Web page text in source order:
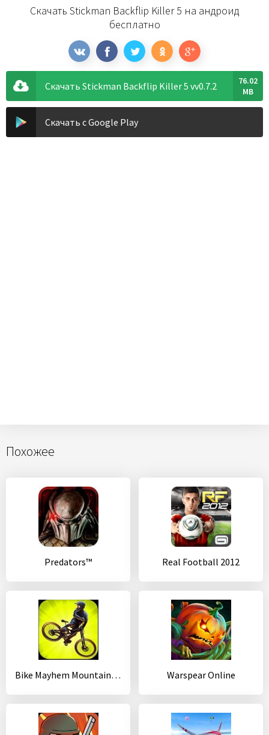
Скачать Stickman Backflip Killer 5 на андроид
бесплатно
Скачать Stickman Backflip Killer 5 vv0.7.2
76.02
MB
Скачать с Google Play
Похожее
Predators™ Real Football 2012
Bike Mayhem Mountain Racing Warspear Online